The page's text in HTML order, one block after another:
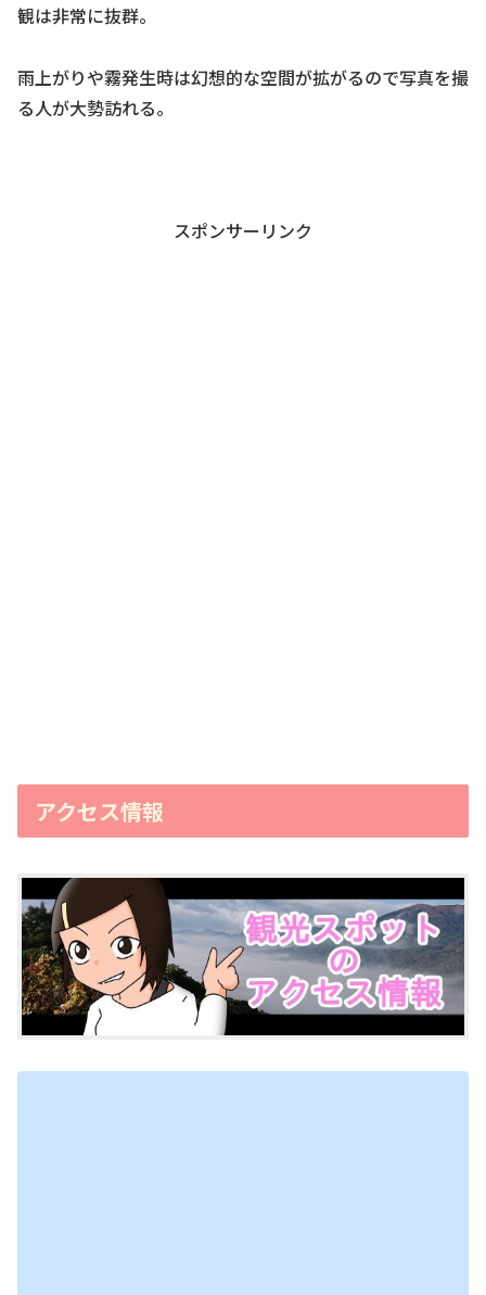
観は非常に抜群。
雨上がりや霧発生時は幻想的な空間が拡がるので写真を撮
る人が大勢訪れる。
スポンサーリンク
アクセス情報